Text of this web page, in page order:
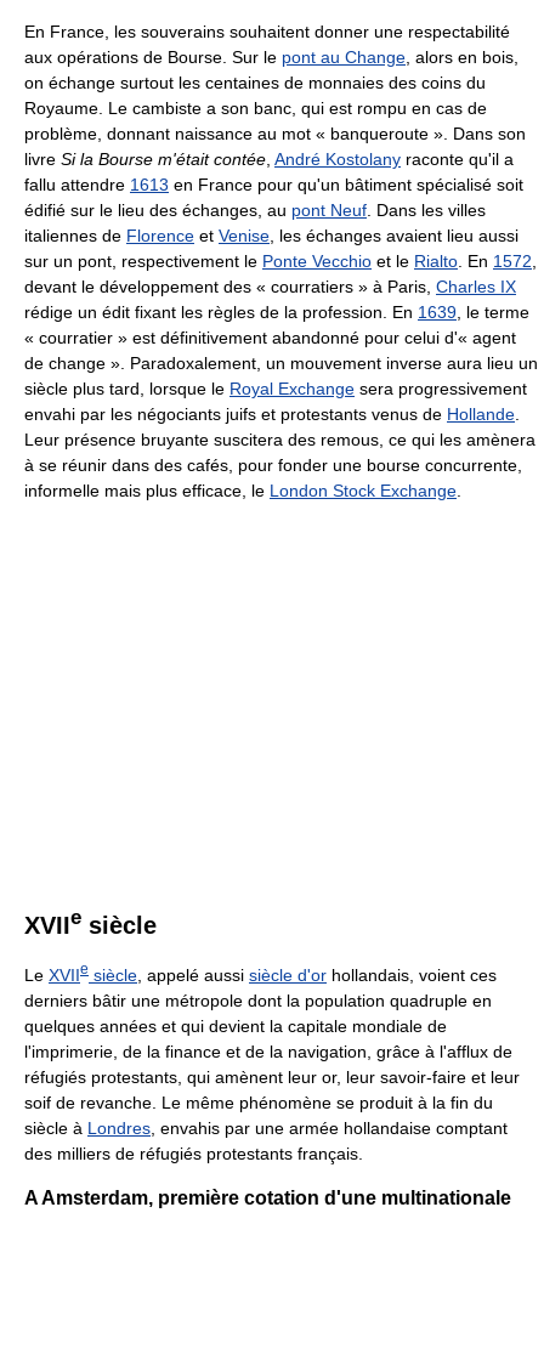
En France, les souverains souhaitent donner une respectabilité
aux opérations de Bourse. Sur le pont au Change, alors en bois,
on échange surtout les centaines de monnaies des coins du
Royaume. Le cambiste a son banc, qui est rompu en cas de
problème, donnant naissance au mot « banqueroute ». Dans son
livre Si la Bourse m'était contée, André Kostolany raconte qu'il a
fallu attendre 1613 en France pour qu'un bâtiment spécialisé soit
édifié sur le lieu des échanges, au pont Neuf. Dans les villes
italiennes de Florence et Venise, les échanges avaient lieu aussi
sur un pont, respectivement le Ponte Vecchio et le Rialto. En 1572,
devant le développement des « courratiers » à Paris, Charles IX
rédige un édit fixant les règles de la profession. En 1639, le terme
« courratier » est définitivement abandonné pour celui d'« agent
de change ». Paradoxalement, un mouvement inverse aura lieu un
siècle plus tard, lorsque le Royal Exchange sera progressivement
envahi par les négociants juifs et protestants venus de Hollande.
Leur présence bruyante suscitera des remous, ce qui les amènera
à se réunir dans des cafés, pour fonder une bourse concurrente,
informelle mais plus efficace, le London Stock Exchange.
XVIIe siècle
Le XVIIe siècle , appelé aussi siècle d'or hollandais, voient ces
derniers bâtir une métropole dont la population quadruple en
quelques années et qui devient la capitale mondiale de
l'imprimerie, de la finance et de la navigation, grâce à l'afflux de
réfugiés protestants, qui amènent leur or, leur savoir-faire et leur
soif de revanche. Le même phénomène se produit à la fin du
siècle à Londres , envahis par une armée hollandaise comptant
des milliers de réfugiés protestants français.
A Amsterdam, première cotation d'une multinationale